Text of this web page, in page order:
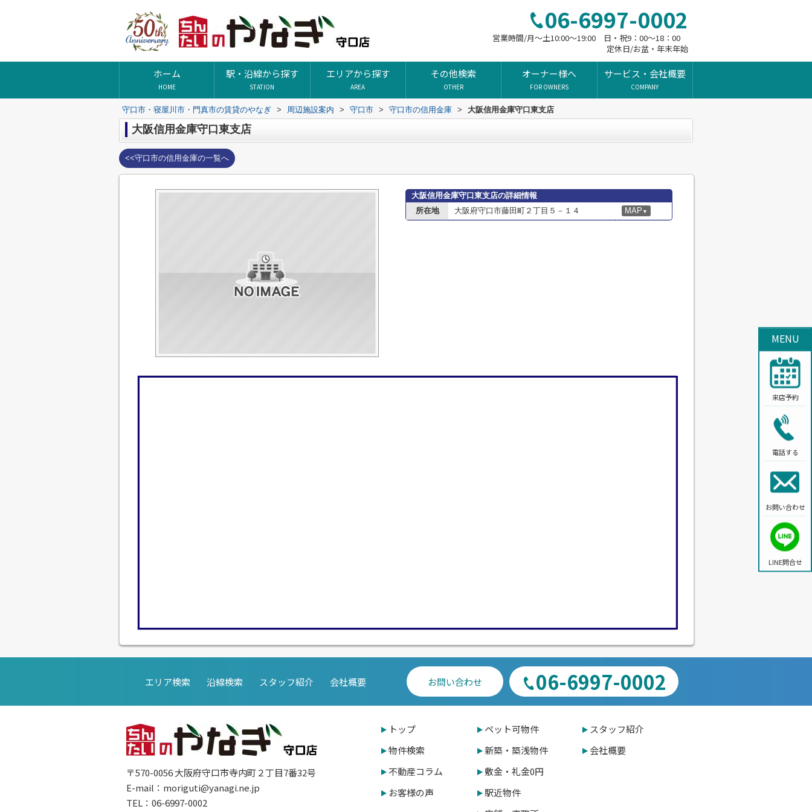
06-6997-0002
営業時間/月～土10:00～19:00 日・祝9：00～18：00
定休日/お盆・年末年始
ホーム
HOME
駅・沿線から探す
STATION
エリアから探す
AREA
その他検索
OTHER
オーナー様へ
FOR OWNERS
サービス・会社概要
COMPANY
守口市・寝屋川市・門真市の賃貸のやなぎ > 周辺施設案内 > 守口市 > 守口市の信用金庫 > 大阪信用金庫守口東支店
大阪信用金庫守口東支店
<<守口市の信用金庫の一覧へ
大阪信用金庫守口東支店の詳細情報
所在地
大阪府守口市藤田町２丁目５－１４ MAP ▼
MENU
来店予約
電話する
お問い合わせ
LINE問合せ
エリア検索 沿線検索 スタッフ紹介 会社概要 お問い合わせ 06-6997-0002
〒570-0056 大阪府守口市寺内町２丁目7番32号
E-mail： moriguti@yanagi.ne.jp
TEL：06-6997-0002
トップ
物件検索
不動産コラム
お客様の声
ペット可物件
新築・築浅物件
敷金・礼金0円
駅近物件
スタッフ紹介
会社概要